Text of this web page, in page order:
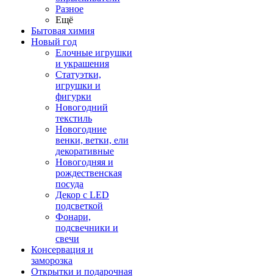
Разное
Ещё
Бытовая химия
Новый год
Елочные игрушки
и украшения
Статуэтки,
игрушки и
фигурки
Новогодний
текстиль
Новогодние
венки, ветки, ели
декоративные
Новогодняя и
рождественская
посуда
Декор с LED
подсветкой
Фонари,
подсвечники и
свечи
Консервация и
заморозка
Открытки и подарочная